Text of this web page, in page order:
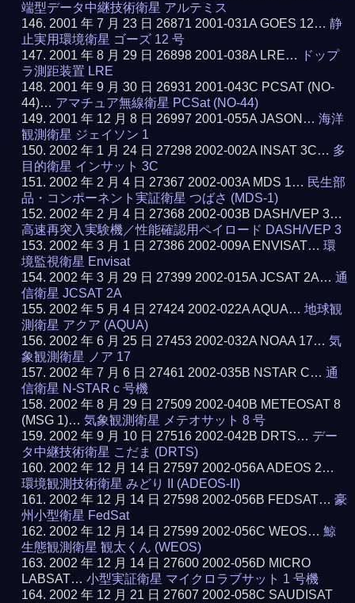
端型データ中継技術衛星 アルテミス
2001 年 7 月 23 日 26871 2001-031A GOES 12…静
止実用環境衛星 ゴーズ 12 号
2001 年 8 月 29 日 26898 2001-038A LRE…
ドップ
ラ測距装置 LRE
2001 年 9 月 30 日 26931 2001-043C PCSAT (NO-
44)… アマチュア無線衛星 PCSat (NO-44)
2001 年 12 月 8 日 26997 2001-055A JASON…海洋
観測衛星 ジェイソン 1
2002 年 1 月 24 日 27298 2002-002A INSAT 3C… 多
目的衛星 インサット 3C
2002 年 2 月 4 日 27367 2002-003A MDS 1… 民生部
品・コンポーネント実証衛星 つばさ (MDS-1)
2002 年 2 月 4 日 27368 2002-003B DASH/VEP 3…
高速再突入実験機／性能確認用ペイロード DASH/VEP 3
2002 年 3 月 1 日 27386 2002-009A ENVISAT…環
境監視衛星 Envisat
2002 年 3 月 29 日 27399 2002-015A JCSAT 2A…通
信衛星 JCSAT 2A
2002 年 5 月 4 日 27424 2002-022A AQUA…地球観
測衛星 アクア (AQUA)
2002 年 6 月 25 日 27453 2002-032A NOAA 17…気
象観測衛星 ノア 17
2002 年 7 月 6 日 27461 2002-035B NSTAR C…通
信衛星 N-STAR c 号機
2002 年 8 月 29 日 27509 2002-040B METEOSAT 8
(MSG 1)…気象観測衛星 メテオサット 8 号
2002 年 9 月 10 日 27516 2002-042B DRTS… デー
タ中継技術衛星 こだま (DRTS)
2002 年 12 月 14 日 27597 2002-056A ADEOS 2…
環境観測技術衛星 みどり II (ADEOS-II)
2002 年 12 月 14 日 27598 2002-056B FEDSAT…豪
州小型衛星 FedSat
2002 年 12 月 14 日 27599 2002-056C WEOS…鯨
生態観測衛星 観太くん (WEOS)
2002 年 12 月 14 日 27600 2002-056D MICRO
LABSAT…小型実証衛星 マイクロラブサット 1 号機
2002 年 12 月 21 日 27607 2002-058C SAUDISAT